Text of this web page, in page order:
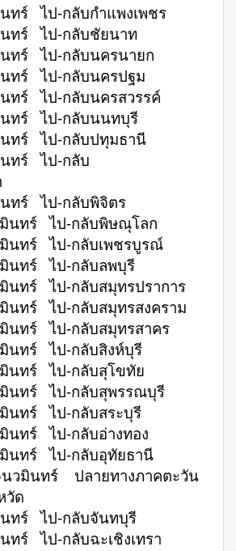
ทร์ ไป-กลับกำแพงเพชร
ทร์ ไป-กลับชัยนาท
ทร์ ไป-กลับนครนายก
ทร์ ไป-กลับนครปฐม
ทร์ ไป-กลับนครสวรรค์
นทร์ ไป-กลับนนทบุรี
ทร์ ไป-กลับปทุมธานี
ทร์ ไป-กลับ
ทร์ ไป-กลับพิจิตร
มินทร์ ไป-กลับพิษณุโลก
นทร์ ไป-กลับเพชรบูรณ์
นทร์ ไป-กลับลพบุรี
นทร์ ไป-กลับสมุทรปราการ
นทร์ ไป-กลับสมุทรสงคราม
นทร์ ไป-กลับสมุทรสาคร
นทร์ ไป-กลับสิงห์บุรี
นทร์ ไป-กลับสุโขทัย
มินทร์ ไป-กลับสุพรรณบุรี
นทร์ ไป-กลับสระบุรี
นทร์ ไป-กลับอ่างทอง
นทร์ ไป-กลับอุทัยธานี
นวมินทร์ ปลายทางภาคตะวัน
วัด
นทร์ ไป-กลับจันทบุรี
ทร์ ไป-กลับฉะเชิงเทรา